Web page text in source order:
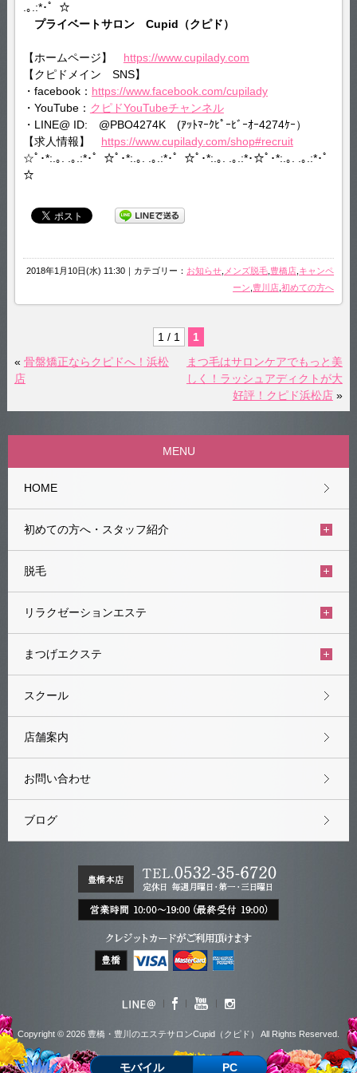
.｡.:*･゜☆
プライベートサロン Cupid（クピド）
【ホームページ】 https://www.cupilady.com
【クピドメイン SNS】
・facebook： https://www.facebook.com/cupilady
・YouTube： クピドYouTubeチャンネル
・LINE@ ID: @PBO4274K (ｱｯﾄﾏｰｸﾋﾟｰﾋﾞｰｵｰ4274ｹｰ）
【求人情報】 https://www.cupilady.com/shop#recruit
☆ﾟ･*:.｡. .｡.:*･゜☆ﾟ･*:.｡. .｡.:*･゜☆ﾟ･*:.｡. .｡.:*･☆ﾟ･*:.｡. .｡.:*･゜
☆
2018年1月10日(水) 11:30｜カテゴリー： お知らせ メンズ脱毛 豊橋店 キャンペ
ーン 豊川店 ,初めての方へ
1 / 1
1
« 骨盤矯正ならクピドへ！浜松
店
まつ毛はサロンケアでもっと美
しく！ラッシュアディクトが大
好評！クピド浜松店»
MENU
HOME
初めての方へ・スタッフ紹介
脱毛
リラクゼーションエステ
まつげエクステ
スクール
店舗案内
お問い合わせ
ブログ
Copyright © 2026 豊橋・豊川のエステサロンCupid（クピド） All Rights Reserved.
モバイル PC